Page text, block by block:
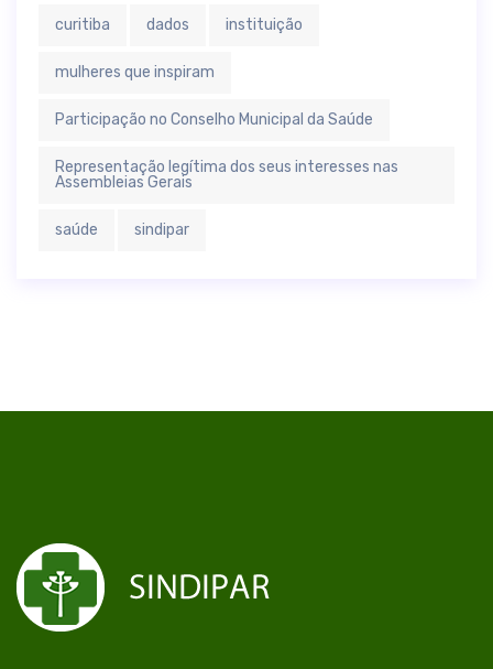
curitiba dados instituição
mulheres que inspiram
Participação no Conselho Municipal da Saúde
Representação legítima dos seus interesses nas
Assembleias Gerais
saúde sindipar